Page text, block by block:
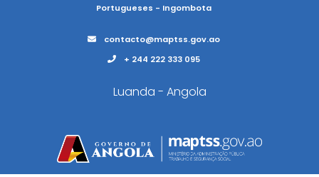
Portugueses - Ingombota
contacto@maptss.gov.ao
+ 244 222 333 095
Luanda - Angola